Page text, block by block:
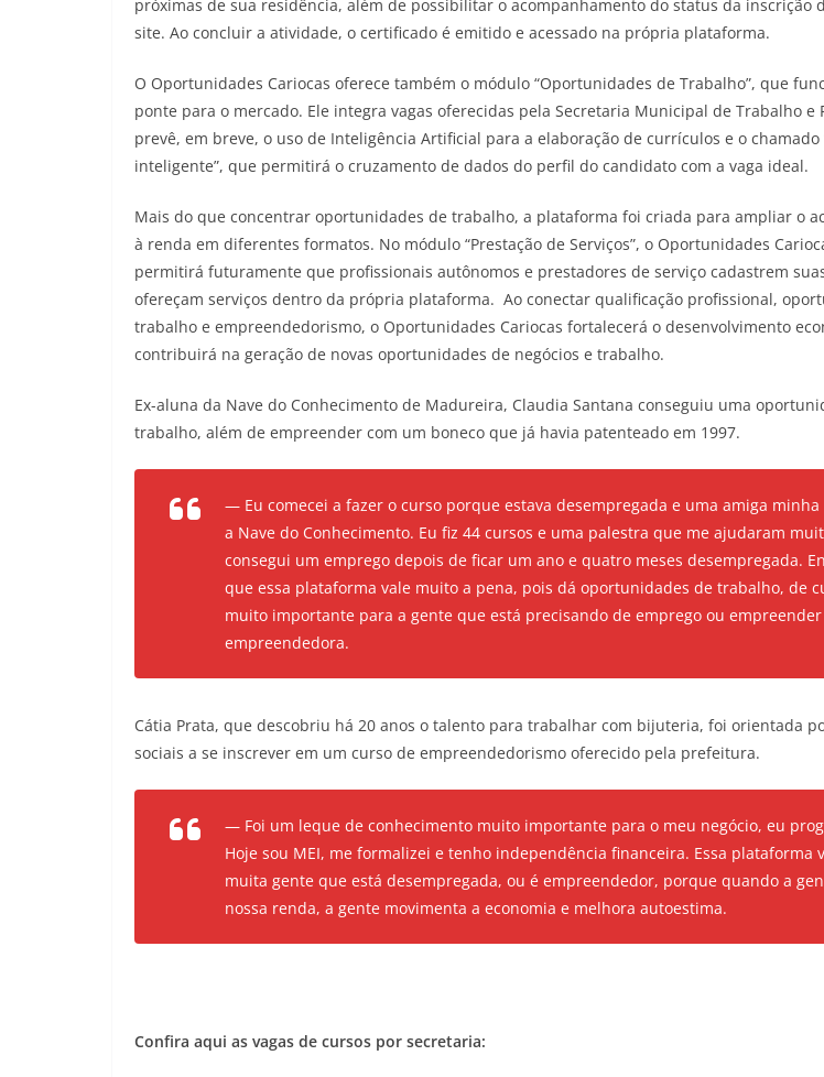
próximas de sua residência, além de possibilitar o acompanhamento do status da inscrição
site. Ao concluir a atividade, o certificado é emitido e acessado na própria plataforma.
O Oportunidades Cariocas oferece também o módulo “Oportunidades de Trabalho”, que
ponte para o mercado. Ele integra vagas oferecidas pela Secretaria Municipal de Trabalho e
prevê, em breve, o uso de Inteligência Artificial para a elaboração de currículos e o chamado
inteligente”, que permitirá o cruzamento de dados do perfil do candidato com a vaga ideal.
Mais do que concentrar oportunidades de trabalho, a plataforma foi criada para ampliar o
à renda em diferentes formatos. No módulo “Prestação de Serviços”, o Oportunidades
permitirá futuramente que profissionais autônomos e prestadores de serviço cadastrem
ofereçam serviços dentro da própria plataforma. Ao conectar qualificação profissional,
trabalho e empreendedorismo, o Oportunidades Cariocas fortalecerá o desenvolvimento
contribuirá na geração de novas oportunidades de negócios e trabalho.
Ex-aluna da Nave do Conhecimento de Madureira, Claudia Santana conseguiu uma
trabalho, além de empreender com um boneco que já havia patenteado em 1997.
— Eu comecei a fazer o curso porque estava desempregada e uma amiga
a Nave do Conhecimento. Eu fiz 44 cursos e uma palestra que me ajudaram
consegui um emprego depois de ficar um ano e quatro meses desempregada.
que essa plataforma vale muito a pena, pois dá oportunidades de trabalho, de
muito importante para a gente que está precisando de emprego ou
empreendedora.
Cátia Prata, que descobriu há 20 anos o talento para trabalhar com bijuteria, foi orientada
sociais a se inscrever em um curso de empreendedorismo oferecido pela prefeitura.
— Foi um leque de conhecimento muito importante para o meu negócio, eu
Hoje sou MEI, me formalizei e tenho independência financeira. Essa plataforma
muita gente que está desempregada, ou é empreendedor, porque quando a
nossa renda, a gente movimenta a economia e melhora autoestima.
Confira aqui as vagas de cursos por secretaria: